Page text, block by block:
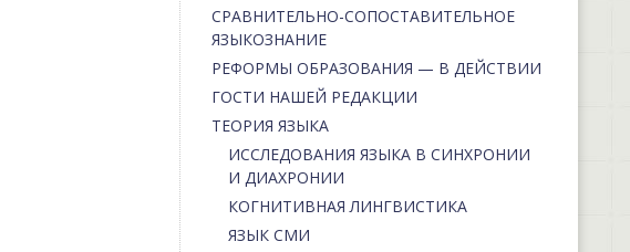
СРАВНИТЕЛЬНО-СОПОСТАВИТЕЛЬНОЕ
ЯЗЫКОЗНАНИЕ
РЕФОРМЫ ОБРАЗОВАНИЯ — В ДЕЙСТВИИ
ГОСТИ НАШЕЙ РЕДАКЦИИ
ТЕОРИЯ ЯЗЫКА
ИССЛЕДОВАНИЯ ЯЗЫКА В СИНХРОНИИ
И ДИАХРОНИИ
КОГНИТИВНАЯ ЛИНГВИСТИКА
ЯЗЫК СМИ